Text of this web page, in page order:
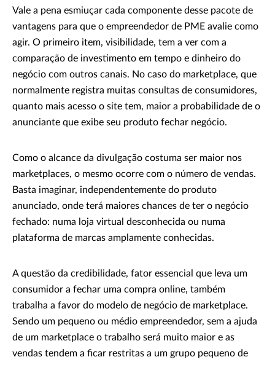
Vale a pena esmiuçar cada componente desse pacote de
vantagens para que o empreendedor de PME avalie como
agir. O primeiro item, visibilidade, tem a ver com a
comparação de investimento em tempo e dinheiro do
negócio com outros canais. No caso do marketplace, que
normalmente registra muitas consultas de consumidores,
quanto mais acesso o site tem, maior a probabilidade de o
anunciante que exibe seu produto fechar negócio.
Como o alcance da divulgação costuma ser maior nos
marketplaces, o mesmo ocorre com o número de vendas.
Basta imaginar, independentemente do produto
anunciado, onde terá maiores chances de ter o negócio
fechado: numa loja virtual desconhecida ou numa
plataforma de marcas amplamente conhecidas.
A questão da credibilidade, fator essencial que leva um
consumidor a fechar uma compra online, também
trabalha a favor do modelo de negócio de marketplace.
Sendo um pequeno ou médio empreendedor, sem a ajuda
de um marketplace o trabalho será muito maior e as
vendas tendem a ficar restritas a um grupo pequeno de